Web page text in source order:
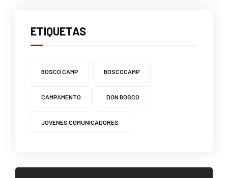
ETIQUETAS
BOSCO CAMP BOSCOCAMP
CAMPAMENTO DON BOSCO
JOVENES COMUNICADORES